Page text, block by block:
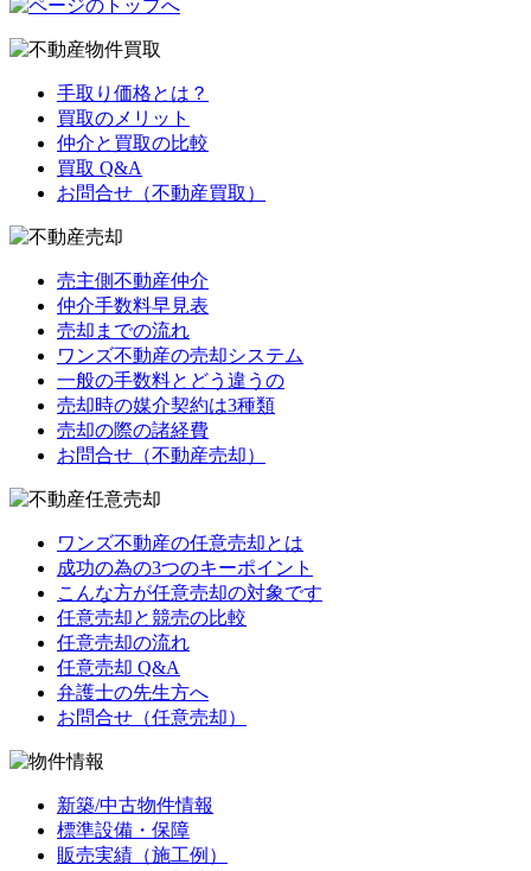
手取り価格とは？
買取のメリット
仲介と買取の比較
買取 Q&A
お問合せ（不動産買取）
売主側不動産仲介
仲介手数料早見表
売却までの流れ
ワンズ不動産の売却システム
一般の手数料とどう違うの
売却時の媒介契約は3種類
売却の際の諸経費
お問合せ（不動産売却）
ワンズ不動産の任意売却とは
成功の為の3つのキーポイント
こんな方が任意売却の対象です
任意売却と競売の比較
任意売却の流れ
任意売却 Q&A
弁護士の先生方へ
お問合せ（任意売却）
新築/中古物件情報
標準設備・保障
販売実績（施工例）